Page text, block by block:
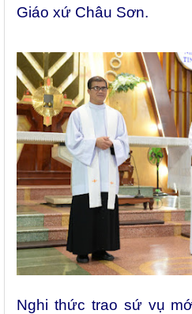
Giáo xứ Châu Sơn.
Nghi thức trao sứ vụ